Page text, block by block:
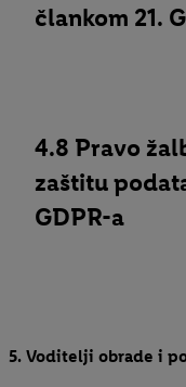
člankom 21.
4.8 Pravo
zaštitu
GDPR-a
5. Voditelji obrade i